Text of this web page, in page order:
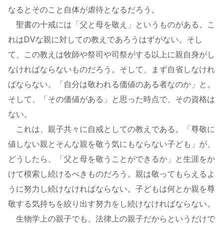
なるとそのこと自体が虐待となるだろう。
聖書の十戒には「父と母を敬え」というものがある。こ
れはDVな親に対しての教えであろうはずがない。そし
て、この教えは牧師や祭司や司祭がする以上に親自身がし
なければならないものだろう。そして、まず自省しなけれ
ばならない。「自分は敬われる価値のある者なのか」と。
そして、「その価値がある」と思った時点で、その資格は
ない。
これは、親子共々に自戒としての教えである。「尊敬に
値しない親とそんな親を敬う気にもならない子ども」が、
どうしたら、「父と母を敬うことができるか」と生涯をか
けて模索し続けるべきものだろう。親は敬ってもらえるよ
うに努力し続けなければならない。子どもは何とか親を尊
敬する気持ちを絞り出す努力をし続けなければならない。
生物学上の親子でも、法律上の親子だからというだけで